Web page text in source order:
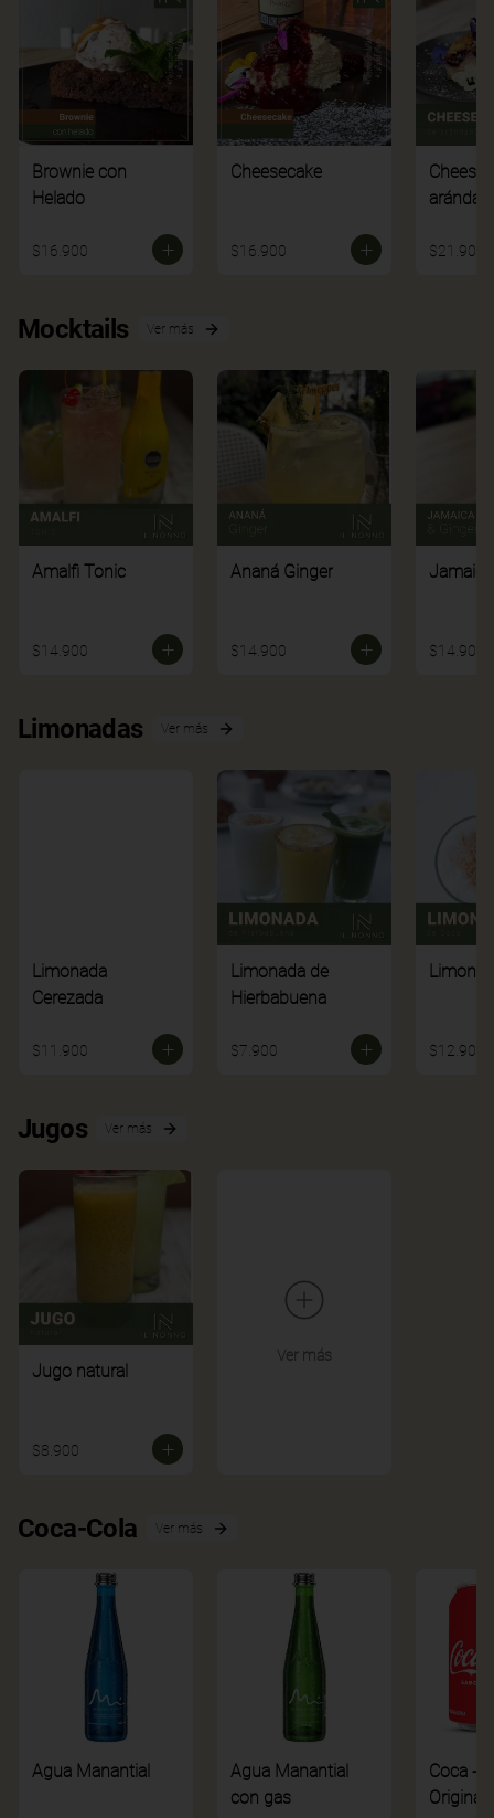
Brownie con
Helado
$16.900
Cheesecake
$16.900 $21.900
Mocktails Ver más
Amalfi Tonic
$14.900
Ananá Ginger
$14.900 $14.900
Limonadas Ver más
Limonada
Cerezada
$11.900
Limonada de
Hierbabuena
$7.900 $12.900
Jugos Ver más
Jugo natural
$8.900
Ver más
Coca-Cola Ver más
Agua Manantial
Agua Manantial
con gas
Coca -
Original